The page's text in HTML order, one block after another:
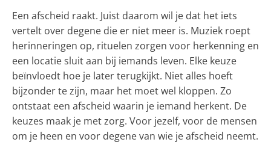
Een afscheid raakt. Juist daarom wil je dat het iets
vertelt over degene die er niet meer is. Muziek roept
herinneringen op, rituelen zorgen voor herkenning en
een locatie sluit aan bij iemands leven. Elke keuze
beïnvloedt hoe je later terugkijkt. Niet alles hoeft
bijzonder te zijn, maar het moet wel kloppen. Zo
ontstaat een afscheid waarin je iemand herkent. De
keuzes maak je met zorg. Voor jezelf, voor de mensen
om je heen en voor degene van wie je afscheid neemt.